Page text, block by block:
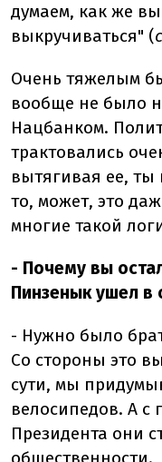
думаем, как же вы
выкручиваться" (
Очень тяжелым
вообще не было
Нацбанком.
трактовались
вытягивая ее,
то, может, это
многие такой
- Почему вы
Пинзенык ушел в
- Нужно было
Со стороны это
сути, мы
велосипедов. А с
Президента они